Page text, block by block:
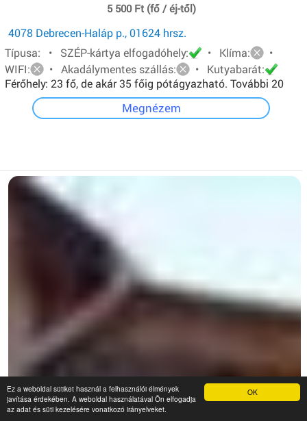
OK
Ez a weboldal sütiket használ a felhasználói élmények
javítása érdekében. A weboldal használatával Ön elfogadja
az adat és süti kezelésére vonatkozó irányelveket.
5 500 Ft (fő / éj-től)
4078 Debrecen-Haláp p., 01624 hrsz.
Típusa: • SZÉP-kártya elfogadóhely:
• Klíma:
•
WIFI:
• Akadálymentes szállás:
• Kutyabarát:
Férőhely: 23 fő, de akár 35 főig pótágyazható. További 20
főt pedig sátorban tudunk elhelyezni.
Megnézem